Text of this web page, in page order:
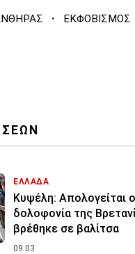
· ΕΚΦΟΒΙΣΜΟΣ
ΕΛΛΑΔΑ
Κυψέλη: Απολογείται
δολοφονία της
βρέθηκε σε βαλίτσα
09:03